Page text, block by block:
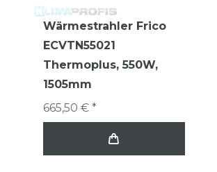
Wärmestrahler Frico
ECVTN55021
Thermoplus, 550W,
1505mm
665,50 € *